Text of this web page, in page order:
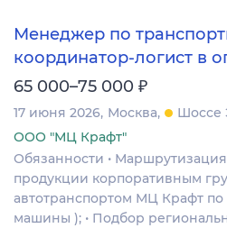
Менеджер по
координатор-логист в
65 000–75 000 ₽
17 июня 2026 Москва
Шоссе
ООО "МЦ Крафт"
Обязанности • Маршрутизация
продукции корпоративным
автотранспортом МЦ Крафт по
машины ); • Подбор